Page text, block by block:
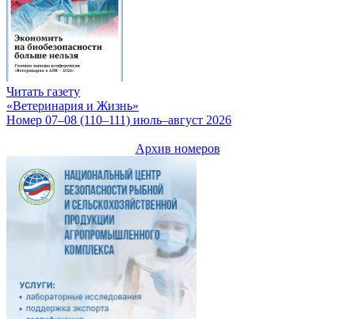
Читать газету
«Ветеринария и Жизнь»
Номер 07–08 (110–111) июль–август 2026
Архив номеров